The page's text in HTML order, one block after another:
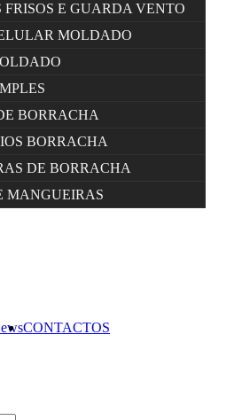
E GUARDA VENTO
MOLDADO
BORRACHA
BORRACHA
DE BORRACHA
MANGUEIRAS
CONTACTOS